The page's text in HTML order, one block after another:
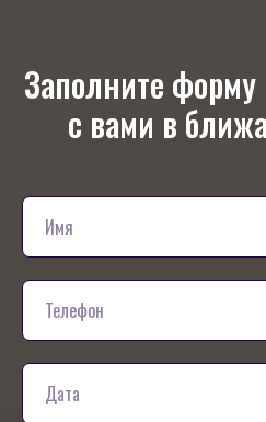
Заполните
с вами в